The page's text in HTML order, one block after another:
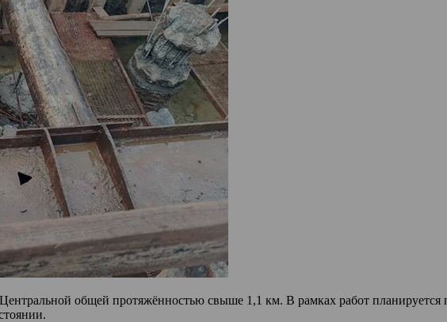
общей протяжённостью свыше 1,1 км. В рамках работ